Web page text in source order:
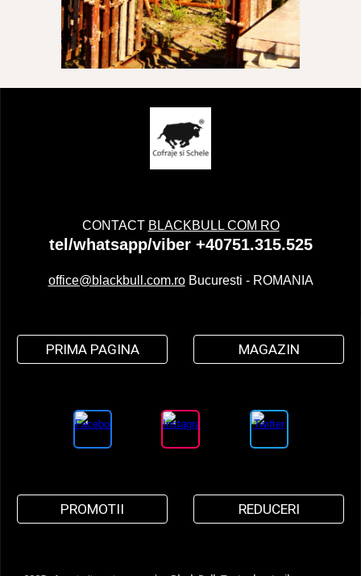
CONTACT BLACKBULL COM RO
tel/whatsapp/viber +40751.315.525
office@blackbull.com.roBucuresti - ROMANIA
PRIMA PAGINA MAGAZIN
PROMOTII REDUCERI